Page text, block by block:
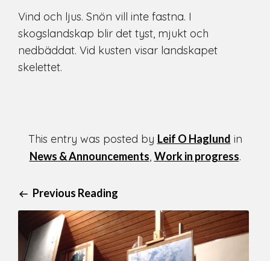
Vind och ljus. Snön vill inte fastna. I
skogslandskap blir det tyst, mjukt och
nedbäddat. Vid kusten visar landskapet
skelettet.
This entry was posted by Leif O Haglund in
News & Announcements, Work in progress.
Previous Reading